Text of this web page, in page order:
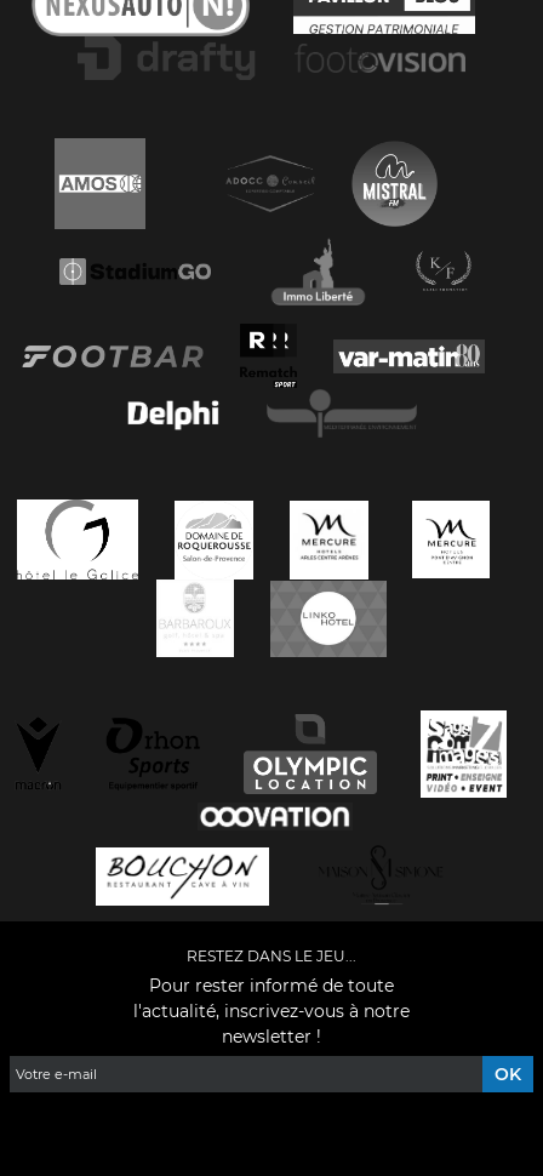
RESTEZ DANS LE JEU...
Pour rester informé de toute
l'actualité, inscrivez-vous à notre
newsletter !